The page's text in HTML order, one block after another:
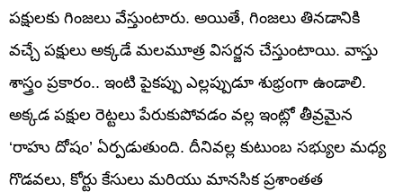
పక్షులకు గింజలు వేస్తుంటారు. అయితే, గింజలు తినడానికి
వచ్చే పక్షులు అక్కడే మలమూత్ర విసర్జన చేస్తుంటాయి. వాస్తు
శాస్త్రం ప్రకారం.. ఇంటి పైకప్పు ఎల్లప్పుడూ శుభ్రంగా ఉండాలి.
అక్కడ పక్షుల రెట్టలు పేరుకుపోవడం వల్ల ఇంట్లో తీవ్రమైన
‘రాహు దోషం’ ఏర్పడుతుంది. దీనివల్ల కుటుంబ సభ్యుల మధ్య
గొడవలు, కోర్టు కేసులు మరియు మానసిక ప్రశాంతత